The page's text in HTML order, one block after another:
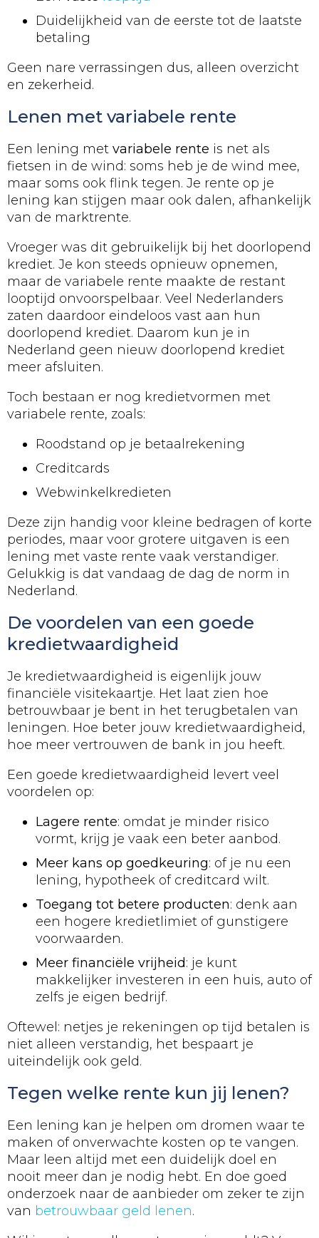
Duidelijkheid van de eerste tot de laatste
betaling
Geen nare verrassingen dus, alleen overzicht
en zekerheid.
Lenen met variabele rente
Een lening met variabele rente is net als
fietsen in de wind: soms heb je de wind mee,
maar soms ook flink tegen. Je rente op je
lening kan stijgen maar ook dalen, afhankelijk
van de marktrente.
Vroeger was dit gebruikelijk bij het doorlopend
krediet. Je kon steeds opnieuw opnemen,
maar de variabele rente maakte de restant
looptijd onvoorspelbaar. Veel Nederlanders
zaten daardoor eindeloos vast aan hun
doorlopend krediet. Daarom kun je in
Nederland geen nieuw doorlopend krediet
meer afsluiten.
Toch bestaan er nog kredietvormen met
variabele rente, zoals:
Roodstand op je betaalrekening
Creditcards
Webwinkelkredieten
Deze zijn handig voor kleine bedragen of korte
periodes, maar voor grotere uitgaven is een
lening met vaste rente vaak verstandiger.
Gelukkig is dat vandaag de dag de norm in
Nederland.
De voordelen van een goede
kredietwaardigheid
Je kredietwaardigheid is eigenlijk jouw
financiële visitekaartje. Het laat zien hoe
betrouwbaar je bent in het terugbetalen van
leningen. Hoe beter jouw kredietwaardigheid,
hoe meer vertrouwen de bank in jou heeft.
Een goede kredietwaardigheid levert veel
voordelen op:
Lagere rente: omdat je minder risico
vormt, krijg je vaak een beter aanbod.
Meer kans op goedkeuring: of je nu een
lening, hypotheek of creditcard wilt.
Toegang tot betere producten: denk aan
een hogere kredietlimiet of gunstigere
voorwaarden.
Meer financiële vrijheid: je kunt
makkelijker investeren in een huis, auto of
zelfs je eigen bedrijf.
Oftewel: netjes je rekeningen op tijd betalen is
niet alleen verstandig, het bespaart je
uiteindelijk ook geld.
Tegen welke rente kun jij lenen?
Een lening kan je helpen om dromen waar te
maken of onverwachte kosten op te vangen.
Maar leen altijd met een duidelijk doel en
nooit meer dan je nodig hebt. En doe goed
onderzoek naar de aanbieder om zeker te zijn
van betrouwbaar geld lenen.